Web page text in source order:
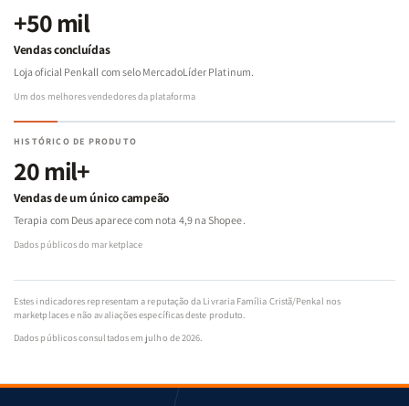
+50 mil
Vendas concluídas
Loja oficial Penkall com selo MercadoLíder Platinum.
Um dos melhores vendedores da plataforma
HISTÓRICO DE PRODUTO
20 mil+
Vendas de um único campeão
Terapia com Deus aparece com nota 4,9 na Shopee.
Dados públicos do marketplace
Estes indicadores representam a reputação da Livraria Família Cristã/Penkal nos
marketplaces e não avaliações específicas deste produto.
Dados públicos consultados em julho de 2026.